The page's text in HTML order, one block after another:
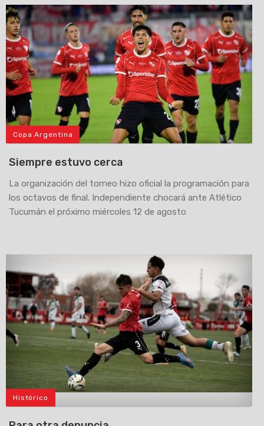
Copa Argentina
Siempre estuvo cerca
La organización del torneo hizo oficial la programación para
los octavos de final. Independiente chocará ante Atlético
Tucumán el próximo miércoles 12 de agosto
Histórico